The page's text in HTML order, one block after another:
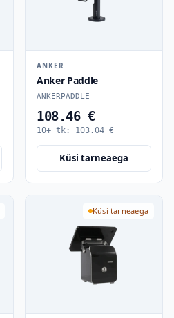
ANKER
Anker Paddle
ANKERPADDLE
108.46 €
10+ tk: 103.04 €
Küsi tarneaega
Küsi tarneaega